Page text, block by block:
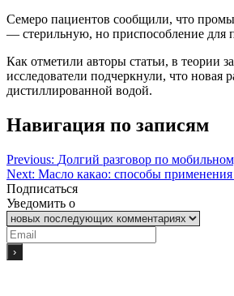
Семеро пациентов сообщили, что
— стерильную, но приспособление для
Как отметили авторы статьи, в теории
исследователи подчеркнули, что
дистиллированной водой.
Навигация по записям
Previous: Долгий разговор по
Next: Масло какао: способы применения
Подписаться
Уведомить о